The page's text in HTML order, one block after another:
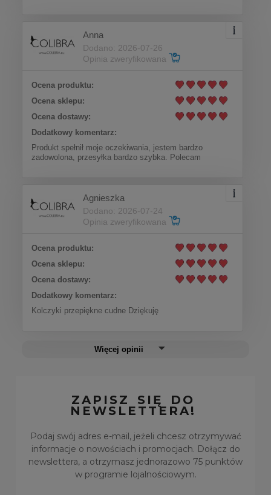
Anna
Dodano: 2026-07-26
Opinia zweryfikowana
Ocena produktu:
Ocena sklepu:
Ocena dostawy:
Dodatkowy komentarz:
Produkt spełnił moje oczekiwania, jestem bardzo
zadowolona, przesyłka bardzo szybka. Polecam
Agnieszka
Dodano: 2026-07-24
Opinia zweryfikowana
Ocena produktu:
Ocena sklepu:
Ocena dostawy:
Dodatkowy komentarz:
Kolczyki przepiękne cudne Dziękuję
Więcej opinii
ZAPISZ SIĘ DO
NEWSLETTERA!
Podaj swój adres e-mail, jeżeli chcesz otrzymywać
informacje o nowościach i promocjach. Dołącz do
newslettera, a otrzymasz jednorazowo 75 punktów
w programie lojalnościowym.